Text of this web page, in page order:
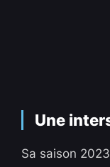
Une
Sa saison